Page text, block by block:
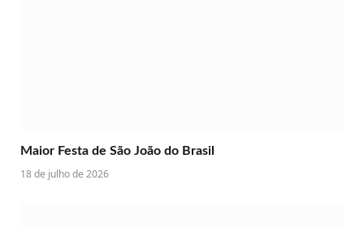
Maior Festa de São João do Brasil
18 de julho de 2026